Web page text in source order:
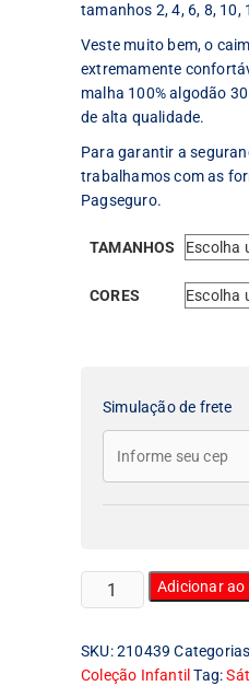
tamanhos 2, 4, 6, 8, 10,
Veste muito bem, o
extremamente
malha 100% algodão
de alta qualidade.
Para garantir a
trabalhamos com as
Pagseguro.
TAMANHOS
CORES
Simulação de frete
Camiseta
Infantil
quantidade
Adicionar
SKU:210439
Coleção Infantil Tag: